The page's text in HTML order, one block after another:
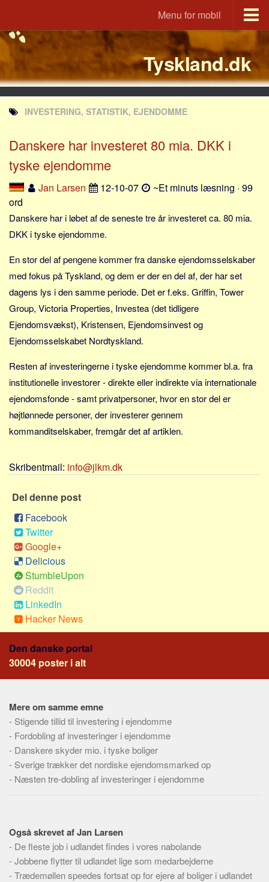
Menu for mobil
Portal
Udvandrerne.dk
Utvandrerne.no
Utvandrarna.se
Tyskland.dk
England.dk
JLKM.dk
Lande
Tyrkiet
Spanien
Frankrig
Sverige
Norge
Thailand
Italien
Grækenland
USA
Alle
Bolig
Virksomhed
Pension og opsparing
Forbrug
Social sikring og sundhed
Transport
Alle
Aspekter
Køb og salg
Jura og regler
Skatter og afgifter
Praktisk
Alle
Meta
Dokumenttyper
Personer
Steder
Kilder
Tyskland.dk
INVESTERING, STATISTIK, EJENDOMME
Danskere har investeret 80 mia. DKK i
tyske ejendomme
Jan Larsen 12-10-07
~Et minuts læsning · 99
ord
Danskere har i løbet af de seneste tre år investeret ca. 80 mia.
DKK i tyske ejendomme.
En stor del af pengene kommer fra danske ejendomsselskaber
med fokus på Tyskland, og dem er der en del af, der har set
dagens lys i den samme periode. Det er f.eks. Griffin, Tower
Group, Victoria Properties, Investea (det tidligere
Ejendomsvækst), Kristensen, Ejendomsinvest og
Ejendomsselskabet Nordtyskland.
Resten af investeringerne i tyske ejendomme kommer bl.a. fra
institutionelle investorer - direkte eller indirekte via internationale
ejendomsfonde - samt privatpersoner, hvor en stor del er
højtlønnede personer, der investerer gennem
kommanditselskaber, fremgår det af artiklen.
Skribentmail: info@jlkm.dk
Del denne post
Facebook
Twitter
Google+
Delicious
StumbleUpon
Reddit
LinkedIn
Hacker News
Den danske portal
30004 poster i alt
Mere om samme emne
- Stigende tillid til investering i ejendomme
- Fordobling af investeringer i ejendomme
- Danskere skyder mio. i tyske boliger
- Sverige trækker det nordiske ejendomsmarked op
- Næsten tre-dobling af investeringer i ejendomme
Også skrevet af Jan Larsen
- De fleste job i udlandet findes i vores nabolande
-Jobbene flytter til udlandet lige som medarbejderne
-Trædemøllen speedes fortsat op for ejere af boliger i udlandet